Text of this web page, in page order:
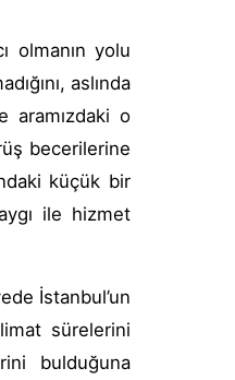
olmanın yolu
aslında
o
becerilerine
küçük bir
ile hizmet
İstanbul’un
sürelerini
bulduğuna